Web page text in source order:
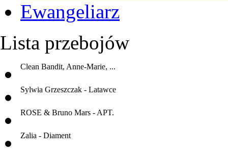
Ewangeliarz
Lista przebojów
Clean Bandit, Anne-Marie, ...
Sylwia Grzeszczak - Latawce
ROSE & Bruno Mars - APT.
Zalia - Diament